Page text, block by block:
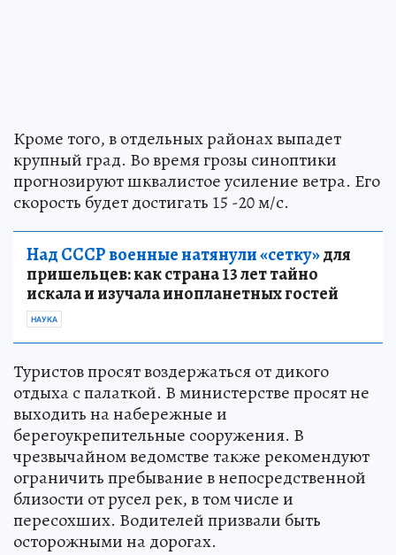
Кроме того, в отдельных районах выпадет
крупный град. Во время грозы синоптики
прогнозируют шквалистое усиление ветра. Его
скорость будет достигать 15 -20 м/с.
Над СССР военные натянули «сетку»для
пришельцев: как страна 13 лет тайно
искала и изучала инопланетных гостей
НАУКА
Туристов просят воздержаться от дикого
отдыха с палаткой. В министерстве просят не
выходить на набережные и
берегоукрепительные сооружения. В
чрезвычайном ведомстве также рекомендуют
ограничить пребывание в непосредственной
близости от русел рек, в том числе и
пересохших. Водителей призвали быть
осторожными на дорогах.